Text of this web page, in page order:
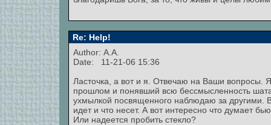
Re: Help!
Author: А.А.
Date: 11-21-06 15:36
Ласточка, а вот и я. Отвечаю на Ваши
прошлом и понявший всю бессмысленность
ухмылкой посвященного наблюдаю за другими.
идет и что несет. А вот интересно что думает
Или надеется пробить стекло?